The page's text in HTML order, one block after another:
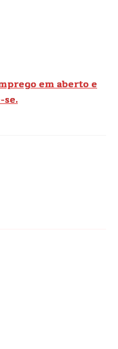
em aberto e
se.